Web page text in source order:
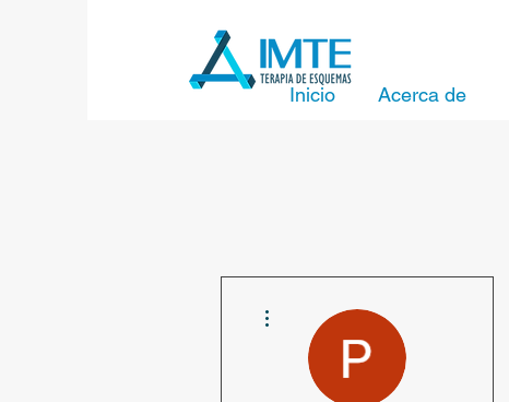
Inicio Acerca de